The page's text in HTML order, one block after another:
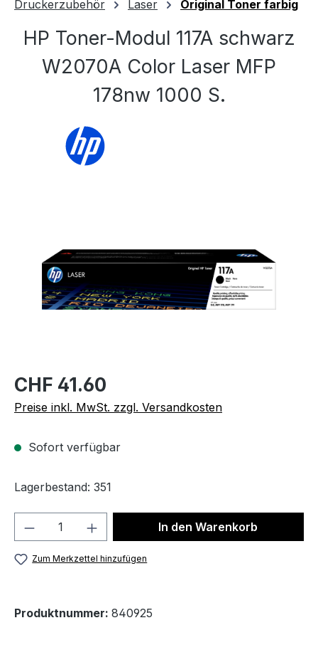
Druckerzubehör Laser Original Toner farbig
HP Toner-Modul 117A schwarz
W2070A Color Laser MFP
178nw 1000 S.
CHF 41.60
Preise inkl. MwSt. zzgl. Versandkosten
Sofort verfügbar
Lagerbestand: 351
Produkt Anzahl: Gib denIn den Warenkorb
Zum Merkzettel hinzufügen
Produktnummer: 840925